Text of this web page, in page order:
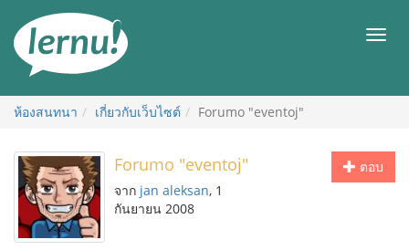
สารบัญ
เมนู
ห้องสนทนา เกี่ยวกับเว็บไซต์ Forumo "eventoj"
ตอบ
Forumo "eventoj"
จาก jan aleksan, 1
กันยายน 2008